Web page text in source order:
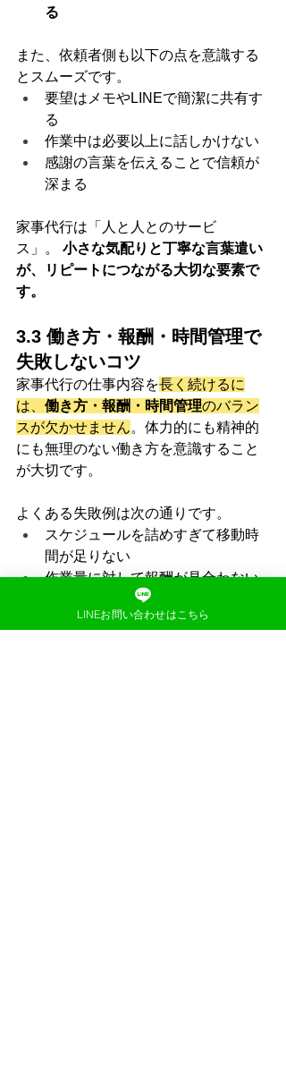
る
また、依頼者側も以下の点を意識する
とスムーズです。
要望はメモやLINEで簡潔に共有す
る
作業中は必要以上に話しかけない
感謝の言葉を伝えることで信頼が
深まる
家事代行は「人と人とのサービ
ス」。 小さな気配りと丁寧な言葉遣い
が、リピートにつながる大切な要素で
す。
3.3 働き方・報酬・時間管理で
失敗しないコツ
家事代行の仕事内容を長く続けるに
は、 働き方・報酬・時間管理のバラン
スが欠かせません。体力的にも精神的
にも無理のない働き方を意識すること
が大切です。
よくある失敗例は次の通りです。
スケジュールを詰めすぎて移動時
間が足りない
作業量に対して報酬が見合わない
休憩時間を取らずに効率が下がる
LINEお問い合わせはこちら